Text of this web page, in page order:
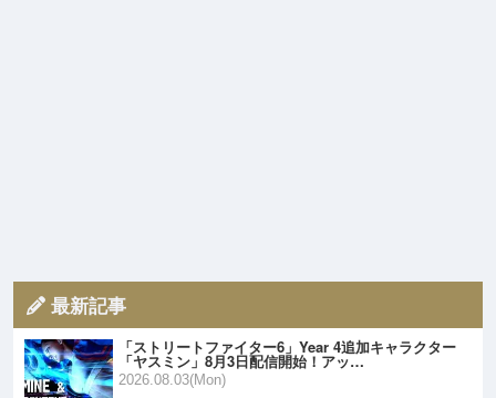
最新記事
「ストリートファイター6」Year 4追加キャラクター
「ヤスミン」8月3日配信開始！アッ…
2026.08.03(Mon)